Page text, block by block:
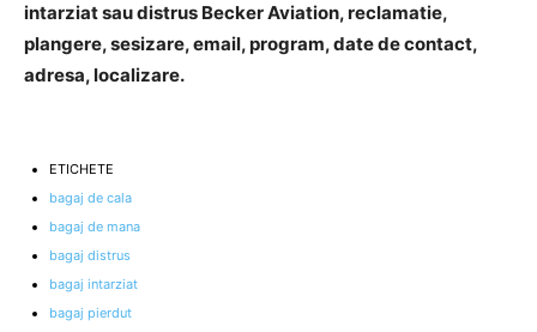
intarziat sau distrus Becker Aviation, reclamatie,
plangere, sesizare, email, program, date de contact,
adresa, localizare.
ETICHETE
bagaj de cala
bagaj de mana
bagaj distrus
bagaj intarziat
bagaj pierdut